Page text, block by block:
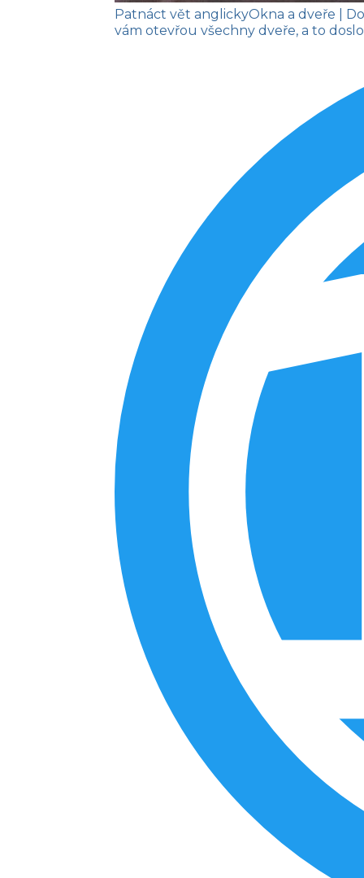
Patnáct vět anglickyOkna a dveře
|
vám otevřou všechny dveře, a to